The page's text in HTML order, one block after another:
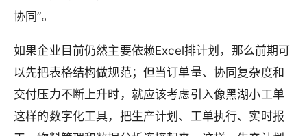
协同”。
如果企业目前仍然主要依赖Excel排计划，那么前期可
以先把表格结构做规范；但当订单量、协同复杂度和
交付压力不断上升时，就应该考虑引入像黑湖小工单
这样的数字化工具，把生产计划、工单执行、实时报